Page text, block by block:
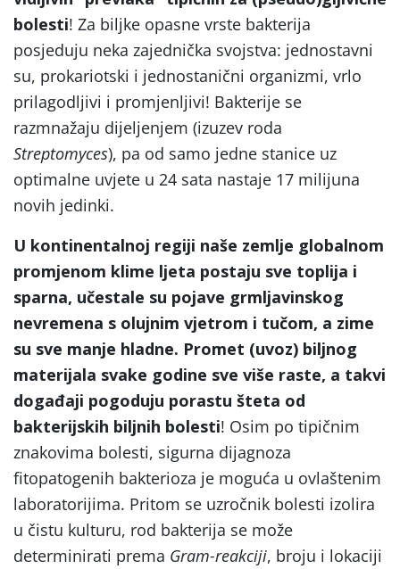
bolesti! Za biljke opasne vrste bakterija
posjeduju neka zajednička svojstva: jednostavni
su, prokariotski i jednostanični organizmi, vrlo
prilagodljivi i promjenljivi! Bakterije se
razmnažaju dijeljenjem (izuzev roda
Streptomyces), pa od samo jedne stanice uz
optimalne uvjete u 24 sata nastaje 17 milijuna
novih jedinki.
U kontinentalnoj regiji naše zemlje globalnom
promjenom klime ljeta postaju sve toplija i
sparna, učestale su pojave grmljavinskog
nevremena s olujnim vjetrom i tučom, a zime
su sve manje hladne. Promet (uvoz) biljnog
materijala svake godine sve više raste, a takvi
događaji pogoduju porastu šteta od
bakterijskih biljnih bolesti! Osim po tipičnim
znakovima bolesti, sigurna dijagnoza
fitopatogenih bakterioza je moguća u ovlaštenim
laboratorijima. Pritom se uzročnik bolesti izolira
u čistu kulturu, rod bakterija se može
determinirati prema Gram-reakciji, broju i lokaciji